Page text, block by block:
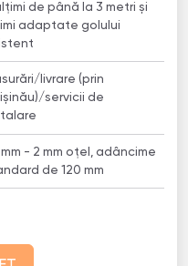
de până la 3 metri și
adaptate golului
livrare (prin
servicii de
mm - 2 mm oțel, adâncime
de 120 mm